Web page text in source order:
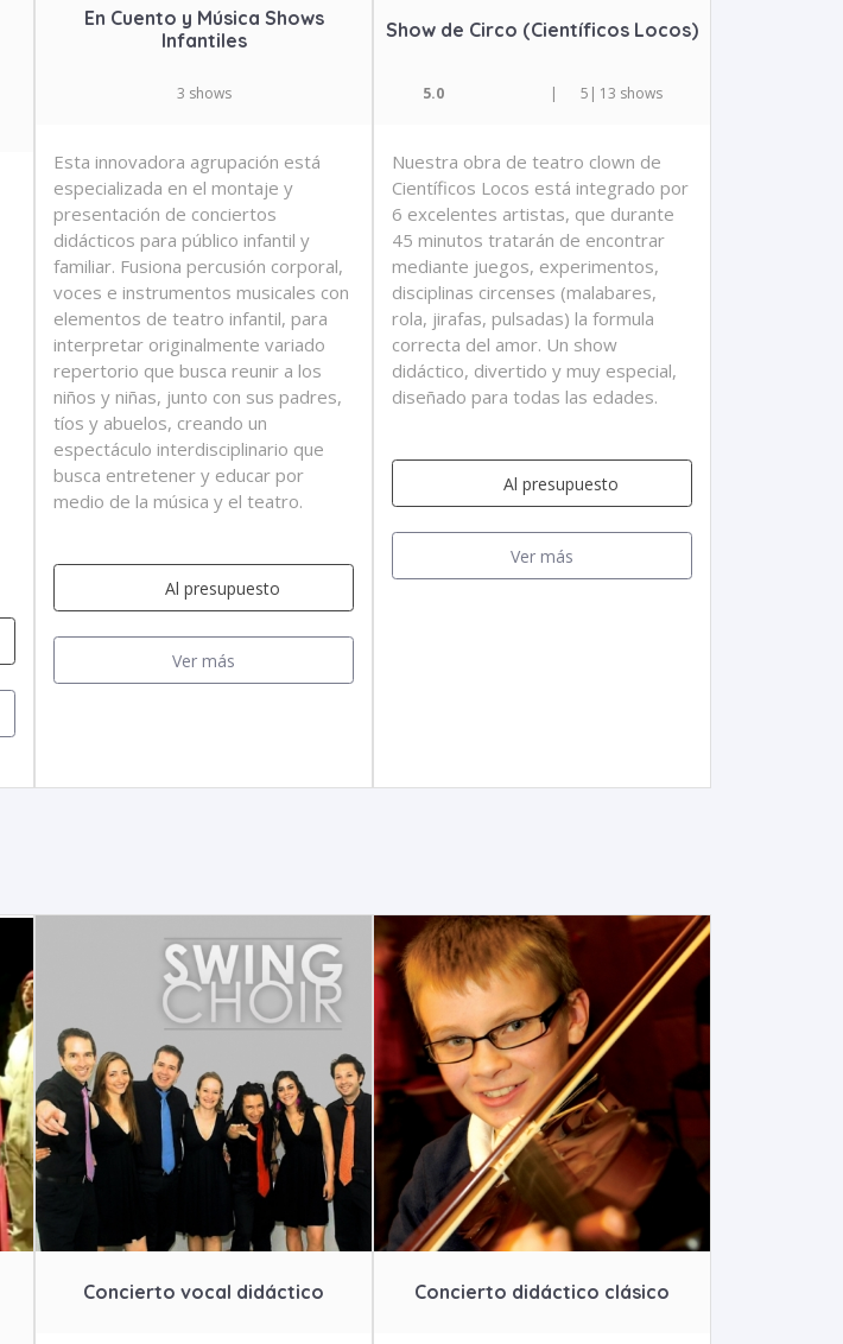
En Cuento y Música Shows
Infantiles
3 shows
Esta innovadora agrupación está
especializada en el montaje y
presentación de conciertos
didácticos para público infantil y
familiar. Fusiona percusión corporal,
voces e instrumentos musicales con
elementos de teatro infantil, para
interpretar originalmente variado
repertorio que busca reunir a los
niños y niñas, junto con sus padres,
tíos y abuelos, creando un
espectáculo interdisciplinario que
busca entretener y educar por
medio de la música y el teatro.
Al presupuesto
Ver más
Show de Circo (Científicos Locos)
5.0 | 5 | 13 shows
Nuestra obra de teatro clown de
Científicos Locos está integrado por
6 excelentes artistas, que durante
45 minutos tratarán de encontrar
mediante juegos, experimentos,
disciplinas circenses (malabares,
rola, jirafas, pulsadas) la formula
correcta del amor. Un show
didáctico, divertido y muy especial,
diseñado para todas las edades.
Al presupuesto
Ver más
Concierto vocal didáctico Concierto didáctico clásico